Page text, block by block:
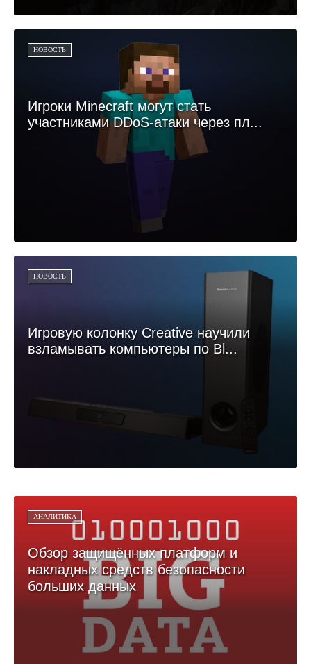
НОВОСТЬ
Игроки Minecraft могут стать
участниками DDoS-атаки через пл...
НОВОСТЬ
Игровую колонку Creative научили
взламывать компьютеры по Bl...
АНАЛИТИКА
Обзор защищённых платформ и
накладных средств безопасности
больших данных